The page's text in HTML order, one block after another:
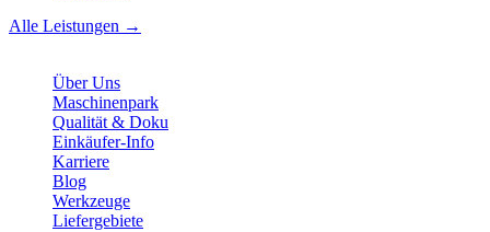
Alle Leistungen →
Über Uns
Maschinenpark
Qualität & Doku
Einkäufer-Info
Karriere
Blog
Werkzeuge
Liefergebiete